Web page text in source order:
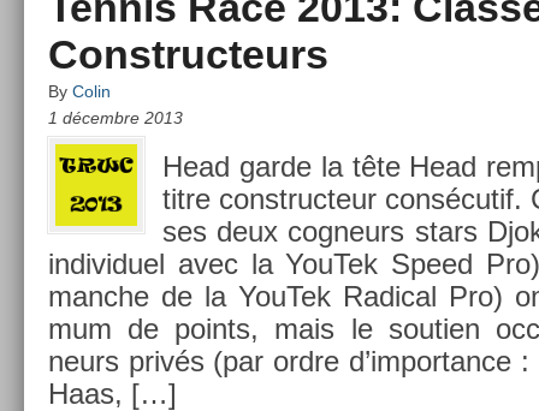
Constructeurs
By Colin
1 décembre 2013
Head garde la tête Head
titre con­struc­teur consécutif.
ses deux cog­neurs stars
in­dividuel avec la YouTek Speed
man­che de la YouTek Rad­ical Pro)
mum de points, mais le souti­en
neurs privés (par ordre d’im­portan­ce
Haas, […]